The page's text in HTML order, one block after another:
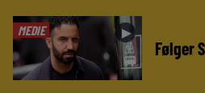
MEDIE ►
Følger